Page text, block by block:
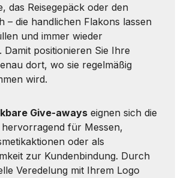
das Reisegepäck oder den
– die handlichen Flakons lassen
und immer wieder
Damit positionieren Sie Ihre
dort, wo sie regelmäßig
wird.
Give-aways eignen sich die
für Messen,
oder als
zur Kundenbindung. Durch
Veredelung mit Ihrem Logo